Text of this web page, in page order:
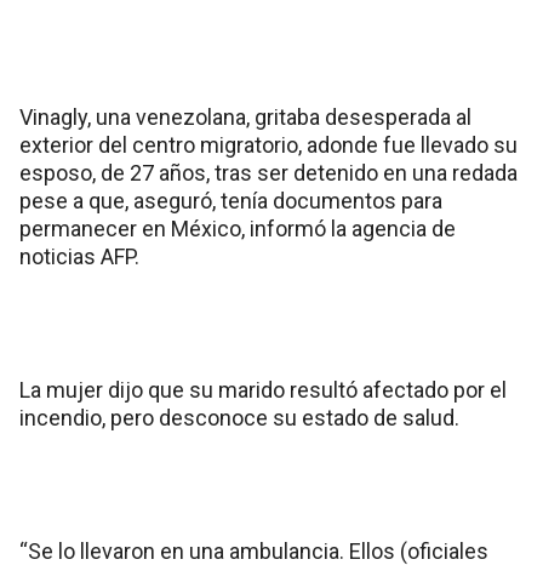
Vinagly, una venezolana, gritaba desesperada al
exterior del centro migratorio, adonde fue llevado su
esposo, de 27 años, tras ser detenido en una redada
pese a que, aseguró, tenía documentos para
permanecer en México, informó la agencia de
noticias AFP.
La mujer dijo que su marido resultó afectado por el
incendio, pero desconoce su estado de salud.
“Se lo llevaron en una ambulancia. Ellos (oficiales